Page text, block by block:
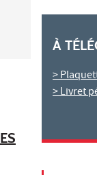
À
>
> Livret